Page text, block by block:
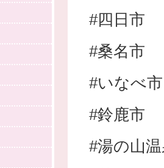
#四日市
#桑名市
#いなべ市
#鈴鹿市
#湯の山